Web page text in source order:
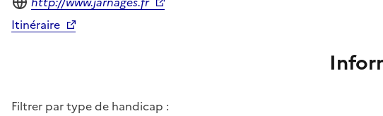
Itinéraire
Filtrer par type de handicap :